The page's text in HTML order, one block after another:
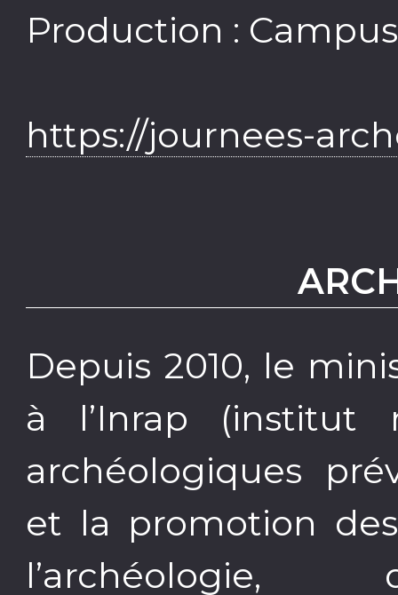
Production :
https://journees-
Depuis 2010, le
à l’Inrap (institut
archéologiques
et la promotion
l’archéologie,